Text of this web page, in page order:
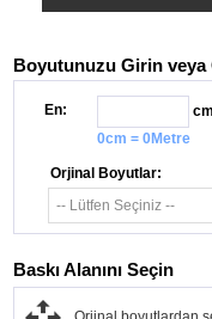
Boyutunuzu Girin
En:
cm
0cm = 0Metre
Orjinal Boyutlar:
Baskı Alanını Seçin